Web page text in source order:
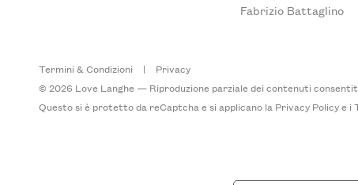
Fabrizio Battaglino
Termini & Condizioni |
Privacy
© 2026 Love Langhe — Riproduzione parziale dei contenuti
Questo si è protetto da reCaptcha e si applicano la Privacy Policye i